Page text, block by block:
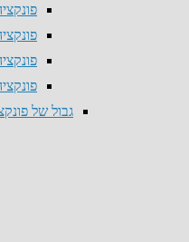
גבול של